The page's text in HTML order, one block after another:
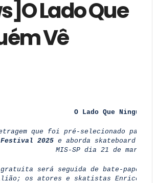
Lado Que
Vê
O Lado Que Ninguém
que foi pré-selecionado para
2025 e aborda skateboard e
MIS-SP dia 21 de março
gratuita será seguida de bate-papo
os atores e skatistas Enrico